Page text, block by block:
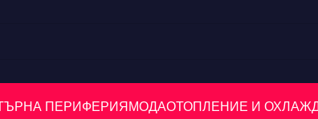
ПЕРИФЕРИЯ МОДАОТОПЛЕНИЕ И